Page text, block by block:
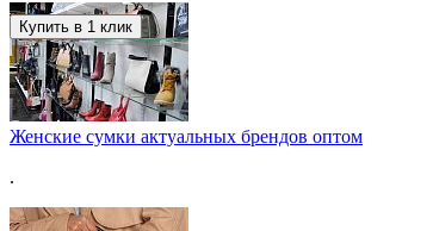
Купить в 1 клик
Женские сумки актуальных брендов оптом
.